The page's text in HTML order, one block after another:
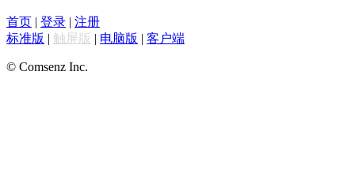
首页 | 登录 | 注册
标准版 | 触屏版 | 电脑版 | 客户端
© Comsenz Inc.